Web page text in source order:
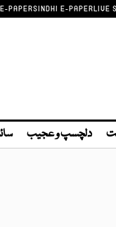
PAPERSINDHI E-PAPERLIVE
دلچسپ و عجیب